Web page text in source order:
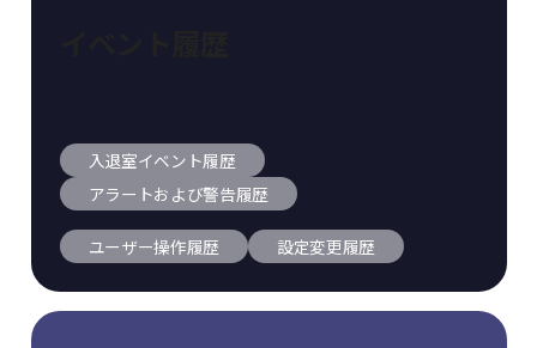
入退室イベント履歴
アラートおよび警告履歴
ユーザー操作履歴 設定変更履歴